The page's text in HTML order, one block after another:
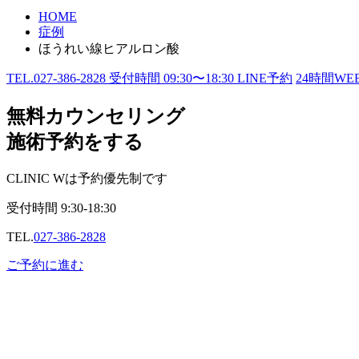
HOME
症例
ほうれい線ヒアルロン酸
TEL.027-386-2828 受付時間 09:30〜18:30 LINE予約 24時間
無料カウンセリング
施術予約をする
CLINIC Wは予約優先制です
受付時間 9:30-18:30
TEL.027-386-2828
ご予約に進む